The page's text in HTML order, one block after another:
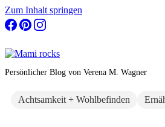
Zum Inhalt springen
Persönlicher Blog von Verena M. Wagner
Achtsamkeit + Wohlbefinden